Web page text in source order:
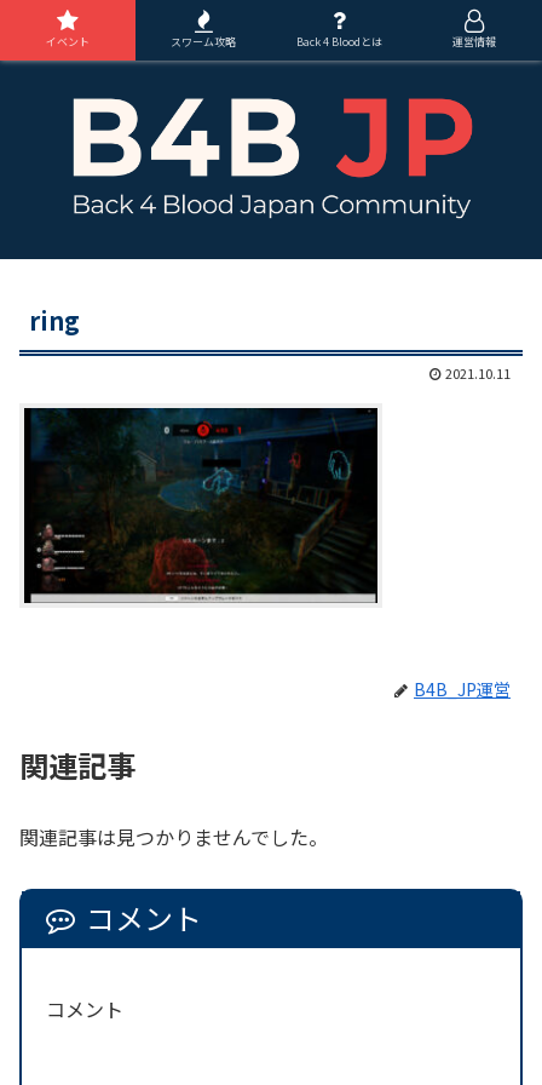
ring
2021.10.11
B4B_JP運営
関連記事
関連記事は見つかりませんでした。
コメント
コメント
イベント スワーム攻略 Back 4 Bloodとは 運営情報